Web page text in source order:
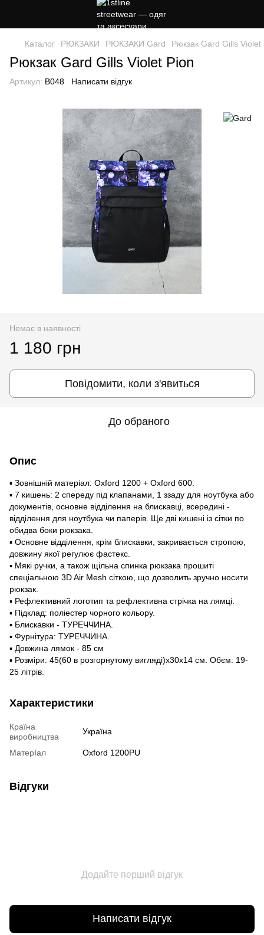
Каталог РЮКЗАКИ РЮКЗАКИ Gard Рюкзак Gard Gills Violet
Рюкзак Gard Gills Violet Pion
Артикул: B048 Написати відгук
Немає в наявності
1 180 грн
Повідомити, коли з'явиться
До обраного
Опис
▪️ Зовнішній матеріал: Oxford 1200 + Oxford 600.
▪️ 7 кишень: 2 спереду під клапанами, 1 ззаду для ноутбука або
документів, основне відділення на блискавці, всередині -
відділення для ноутбука чи паперів. Ще дві кишені із сітки по
обидва боки рюкзака.
▪️ Основне відділення, крім блискавки, закривається стропою,
довжину якої регулює фастекс.
▪️ Мякі ручки, а також щільна спинка рюкзака прошиті
спеціальною 3D Air Mesh сіткою, що дозволить зручно носити
рюкзак.
▪️ Рефлективний логотип та рефлективна стрічка на лямці.
▪️ Підклад: поліестер чорного кольору.
▪️ Блискавки - ТУРЕЧЧИНА.
▪️ Фурнітура: ТУРЕЧЧИНА.
▪️ Довжина лямок - 85 см
▪️ Розміри: 45(60 в розгорнутому вигляді)х30х14 см. Обєм: 19-
25 літрів.
Характеристики
Країна
виробництва
Україна
МатерІал Oxford 1200PU
Відгуки
Додайте перший відгук
Написати відгук